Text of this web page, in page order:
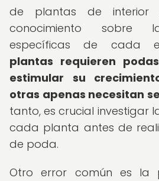
de plantas de
conocimiento sobre
específicas de cada
plantas requieren
estimular su
otras apenas necesitan
tanto, es crucial investigar
cada planta antes de
de poda.
Otro error común es la